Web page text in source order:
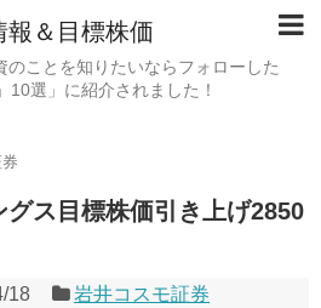
報＆目標株価
ことを知りたいならフォローした
10選」に紹介されました！
グス目標株価引き上げ2850
18 岩井コスモ証券